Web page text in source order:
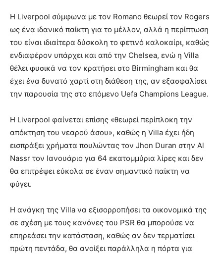
Η Liverpool σύμφωνα με τον Romano θεωρεί τον Rogers
ως ένα ιδανικό παίκτη για το μέλλον, αλλά η περίπτωση
του είναι ιδιαίτερα δύσκολη το φετινό καλοκαίρι, καθώς
ενδιαφέρον υπάρχει και από την Chelsea, ενώ η Villa
θέλει φυσικά να τον κρατήσει στο Birmingham και θα
έχει ένα δυνατό χαρτί στη διάθεση της, αν εξασφαλίσει
την παρουσία της στο επόμενο Uefa Champions League.
Η Liverpool φαίνεται επίσης «θεωρεί περίπλοκη την
απόκτηση του νεαρού άσου», καθώς η Villa έχει ήδη
εισπράξει χρήματα πουλώντας τον Jhon Duran στην Al
Nassr τον Ιανουάριο για 64 εκατομμύρια λίρες και δεν
θα επιτρέψει εύκολα σε έναν σημαντικό παίκτη να
φύγει.
Η ανάγκη της Villa να εξισορροπήσει τα οικονομικά της
σε σχέση με τους κανόνες του PSR θα μπορούσε να
επηρεάσει την κατάσταση, καθώς αν δεν τερματίσει
πρώτη πεντάδα, θα ανοίξει παράλληλα η πόρτα για